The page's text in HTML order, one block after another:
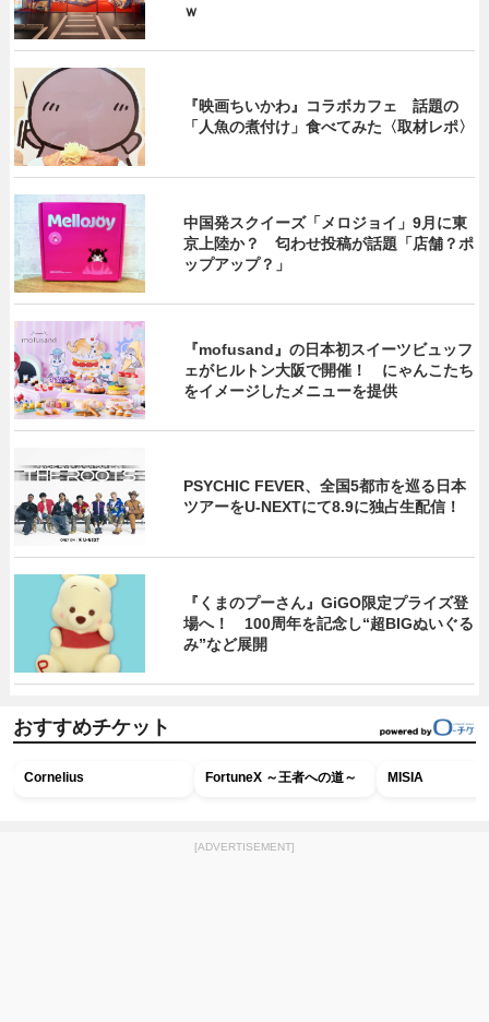
ｗ
『映画ちいかわ』コラボカフェ 話題の
「人魚の煮付け」食べてみた〈取材レポ〉
中国発スクイーズ「メロジョイ」9月に東
京上陸か？ 匂わせ投稿が話題「店舗？ポ
ップアップ？」
『mofusand』の日本初スイーツビュッフ
ェがヒルトン大阪で開催！ にゃんこたち
をイメージしたメニューを提供
PSYCHIC FEVER、全国5都市を巡る日本
ツアーをU‐NEXTにて8.9に独占生配信！
『くまのプーさん』GiGO限定プライズ登
場へ！ 100周年を記念し“超BIGぬいぐる
み”など展開
おすすめチケット
Cornelius FortuneX ～王者への道～ MISIA
[ADVERTISEMENT]